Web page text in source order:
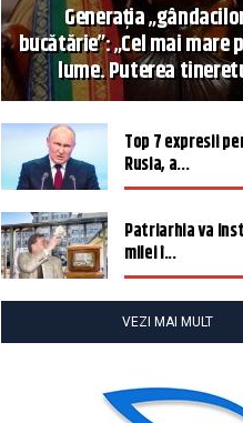
Generația
bucătărie”: „Cel mai
lume. Puterea
Top 7 expresii
Rusia, a...
Patriarhia va
milei î...
VEZI MAI MULT